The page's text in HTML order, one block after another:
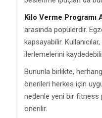
Kilo Verme Programı
arasında popülerdir.
kapsayabilir.
ilerlemelerini
Bununla birlikte,
önerileri herkes için
nedenle yeni bir fitness
önerilir.